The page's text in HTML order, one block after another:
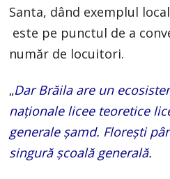
Santa, dând exemplul
este pe punctul de a
număr de locuitori.
„Dar Brăila are un
naționale licee teoretice
generale șamd. Florești
singură școală generală.